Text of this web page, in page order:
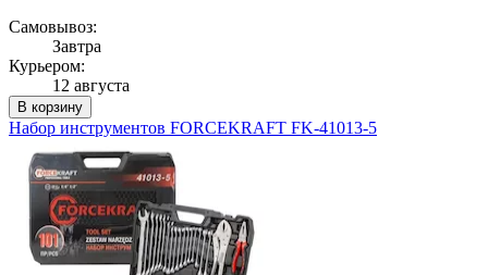
Самовывоз:
Завтра
Курьером:
12 августа
В корзину
Набор инструментов FORCEKRAFT FK-41013-5